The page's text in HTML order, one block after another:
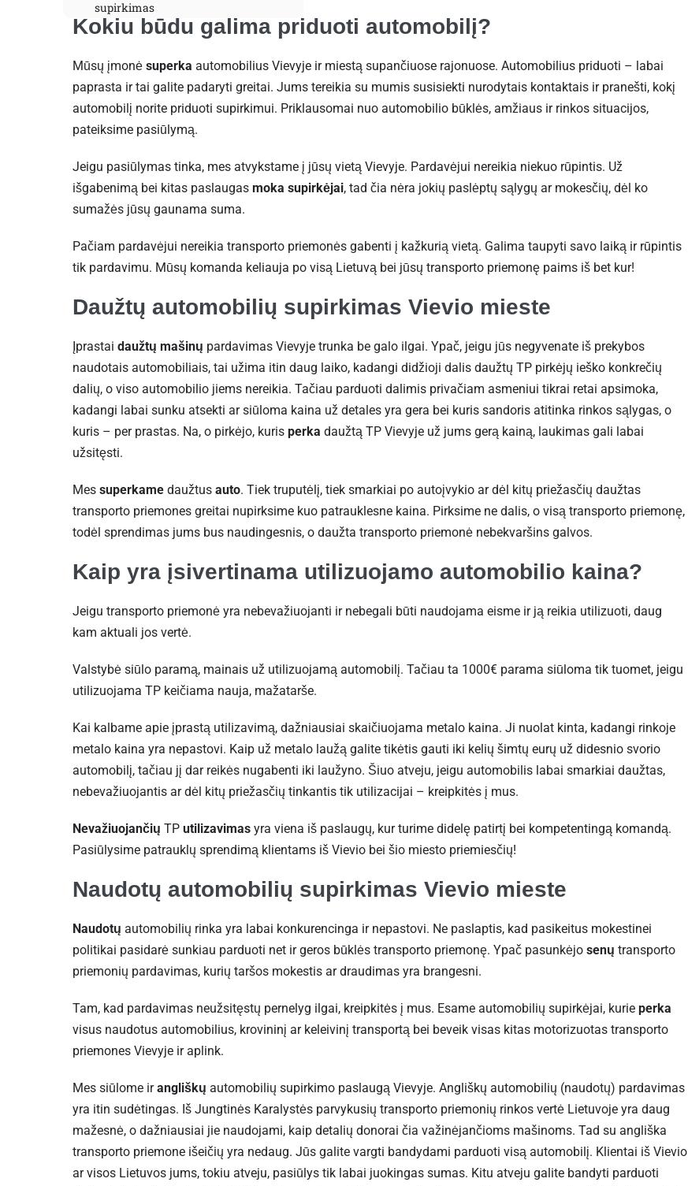
supirkimas
Kokiu būdu galima priduoti automobilį?
Mūsų įmonė superka automobilius Vievyje ir miestą supančiuose rajonuose. Automobilius priduoti – labai
paprasta ir tai galite padaryti greitai. Jums tereikia su mumis susisiekti nurodytais kontaktais ir pranešti, kokį
automobilį norite priduoti supirkimui. Priklausomai nuo automobilio būklės, amžiaus ir rinkos situacijos,
pateiksime pasiūlymą.
Jeigu pasiūlymas tinka, mes atvykstame į jūsų vietą Vievyje. Pardavėjui nereikia niekuo rūpintis. Už
išgabenimą bei kitas paslaugas moka supirkėjai, tad čia nėra jokių paslėptų sąlygų ar mokesčių, dėl ko
sumažės jūsų gaunama suma.
Pačiam pardavėjui nereikia transporto priemonės gabenti į kažkurią vietą. Galima taupyti savo laiką ir rūpintis
tik pardavimu. Mūsų komanda keliauja po visą Lietuvą bei jūsų transporto priemonę paims iš bet kur!
Daužtų automobilių supirkimas Vievio mieste
Įprastai daužtų mašinų pardavimas Vievyje trunka be galo ilgai. Ypač, jeigu jūs negyvenate iš prekybos
naudotais automobiliais, tai užima itin daug laiko, kadangi didžioji dalis daužtų TP pirkėjų ieško konkrečių
dalių, o viso automobilio jiems nereikia. Tačiau parduoti dalimis privačiam asmeniui tikrai retai apsimoka,
kadangi labai sunku atsekti ar siūloma kaina už detales yra gera bei kuris sandoris atitinka rinkos sąlygas, o
kuris – per prastas. Na, o pirkėjo, kuris perka daužtą TP Vievyje už jums gerą kainą, laukimas gali labai
užsitęsti.
Mes superkame daužtus auto. Tiek truputėlį, tiek smarkiai po autoįvykio ar dėl kitų priežasčių daužtas
transporto priemones greitai nupirksime kuo patrauklesne kaina. Pirksime ne dalis, o visą transporto priemonę,
todėl sprendimas jums bus naudingesnis, o daužta transporto priemonė nebekvaršins galvos.
Kaip yra įsivertinama utilizuojamo automobilio kaina?
Jeigu transporto priemonė yra nebevažiuojanti ir nebegali būti naudojama eisme ir ją reikia utilizuoti, daug
kam aktuali jos vertė.
Valstybė siūlo paramą, mainais už utilizuojamą automobilį. Tačiau ta 1000€ parama siūloma tik tuomet, jeigu
utilizuojama TP keičiama nauja, mažatarše.
Kai kalbame apie įprastą utilizavimą, dažniausiai skaičiuojama metalo kaina. Ji nuolat kinta, kadangi rinkoje
metalo kaina yra nepastovi. Kaip už metalo laužą galite tikėtis gauti iki kelių šimtų eurų už didesnio svorio
automobilį, tačiau jį dar reikės nugabenti iki laužyno. Šiuo atveju, jeigu automobilis labai smarkiai daužtas,
nebevažiuojantis ar dėl kitų priežasčių tinkantis tik utilizacijai – kreipkitės į mus.
Nevažiuojančių TP utilizavimas yra viena iš paslaugų, kur turime didelę patirtį bei kompetentingą komandą.
Pasiūlysime patrauklų sprendimą klientams iš Vievio bei šio miesto priemiesčių!
Naudotų automobilių supirkimas Vievio mieste
Naudotų automobilių rinka yra labai konkurencinga ir nepastovi. Ne paslaptis, kad pasikeitus mokestinei
politikai pasidarė sunkiau parduoti net ir geros būklės transporto priemonę. Ypač pasunkėjo senų transporto
priemonių pardavimas, kurių taršos mokestis ar draudimas yra brangesni.
Tam, kad pardavimas neužsitęstų pernelyg ilgai, kreipkitės į mus. Esame automobilių supirkėjai, kurie perka
visus naudotus automobilius, krovininį ar keleivinį transportą bei beveik visas kitas motorizuotas transporto
priemones Vievyje ir aplink.
Mes siūlome irangliškų automobilių supirkimo paslaugą Vievyje. Angliškų automobilių (naudotų) pardavimas
yra itin sudėtingas. Iš Jungtinės Karalystės parvykusių transporto priemonių rinkos vertė Lietuvoje yra daug
mažesnė, o dažniausiai jie naudojami, kaip detalių donorai čia važinėjančioms mašinoms. Tad su angliška
transporto priemone išeičių yra nedaug. Jūs galite vargti bandydami parduoti visą automobilį. Klientai iš Vievio
ar visos Lietuvos jums, tokiu atveju, pasiūlys tik labai juokingas sumas. Kitu atveju galite bandyti parduoti